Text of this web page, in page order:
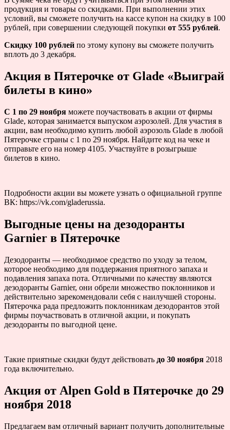
продукция и товары со скидками. При выполнении этих
условий, вы сможете получить на кассе купон на скидку в 100
рублей, при совершении следующей покупки от 555 рублей.
Скидку 100 рублей по этому купону вы сможете получить
вплоть до 3 декабря.
Акция в Пятерочке от Glade «Выиграй
билеты в кино»
С 1 по 29 ноября можете поучаствовать в акции от фирмы
Glade, которая занимается выпуском аэрозолей. Для участия в
акции, вам необходимо купить любой аэрозоль Glade в любой
Пятерочке страны с 1 по 29 ноября. Найдите код на чеке и
отправьте его на номер 4105. Участвуйте в розыгрыше
билетов в кино.
Подробности акции вы можете узнать о официальной группе
ВК: https://vk.com/gladerussia.
Выгодные цены на дезодоранты
Garnier в Пятерочке
Дезодоранты — необходимое средство по уходу за телом,
которое необходимо для поддержания приятного запаха и
подавления запаха пота. Отличными по качеству являются
дезодоранты Garnier, они обрели множество поклонников и
действительно зарекомендовали себя с наилучшей стороны.
Пятерочка рада предложить поклонникам дезодорантов этой
фирмы поучаствовать в отличной акции, и покупать
дезодоранты по выгодной цене.
Такие приятные скидки будут действовать до 30 ноября 2018
года включительно.
Акция от Alpen Gold в Пятерочке до 29
ноября 2018
Предлагаем вам отличный вариант получить дополнительные